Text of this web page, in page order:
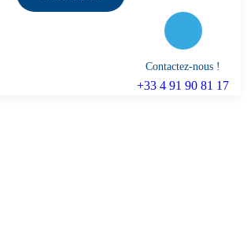
Contactez-nous !
+33 4 91 90 81 17